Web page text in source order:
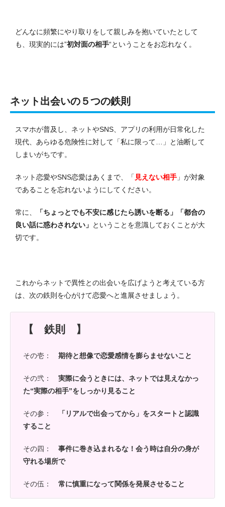
どんなに頻繁にやり取りをして親しみを抱いていたとして
も、現実的には”初対面の相手“ということをお忘れなく。
ネット出会いの５つの鉄則
スマホが普及し、ネットやSNS、アプリの利用が日常化した
現代、あらゆる危険性に対して「私に限って…」と油断して
しまいがちです。
ネット恋愛やSNS恋愛はあくまで、「 見えない相手 」が対象
であることを忘れないようにしてください。
常に、 「ちょっとでも不安に感じたら誘いを断る」
「都合の
良い話に惑わされない」 ということを意識しておくことが大
切です。
これからネットで異性との出会いを広げようと考えている方
は、次の鉄則を心がけて恋愛へと進展させましょう。
【 鉄則 】
その壱： 期待と想像で恋愛感情を膨らませないこと
その弐：
実際に会うときには、ネットでは見えなかっ
た“実際の相手”をしっかり見ること
その参：
「リアルで出会ってから」をスタートと認識
すること
その四：
事件に巻き込まれるな！会う時は自分の身が
守れる場所で
その伍： 常に慎重になって関係を発展させること